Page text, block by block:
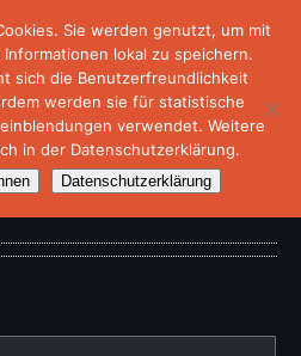
Baja California
Sie werden genutzt, um mit
lokal zu speichern.
sich die Benutzerfreundlichkeit
werden sie für statistische
verwendet. Weitere
in der Datenschutzerklärung.
Datenschutzerklärung